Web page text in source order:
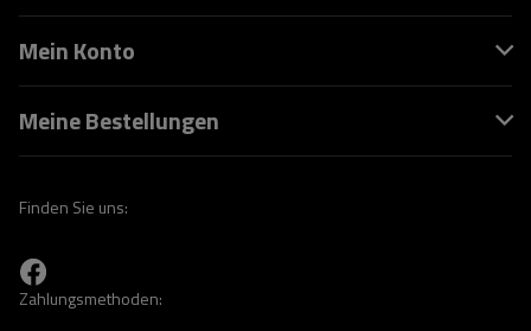
Mein Konto
Meine Bestellungen
Finden Sie uns:
Zahlungsmethoden: